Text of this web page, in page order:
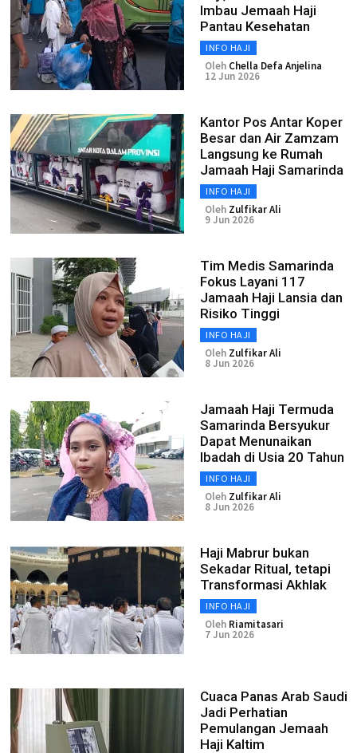
Imbau Jemaah Haji
Pantau Kesehatan
INFO HAJI
Oleh Chella Defa Anjelina
12 Jun 2026
Kantor Pos Antar Koper
Besar dan Air Zamzam
Langsung ke Rumah
Jamaah Haji Samarinda
INFO HAJI
Oleh Zulfikar Ali
9 Jun 2026
Tim Medis Samarinda
Fokus Layani 117
Jamaah Haji Lansia dan
Risiko Tinggi
INFO HAJI
Oleh Zulfikar Ali
8 Jun 2026
Jamaah Haji Termuda
Samarinda Bersyukur
Dapat Menunaikan
Ibadah di Usia 20 Tahun
INFO HAJI
Oleh Zulfikar Ali
8 Jun 2026
Haji Mabrur bukan
Sekadar Ritual, tetapi
Transformasi Akhlak
INFO HAJI
Oleh Riamitasari
7 Jun 2026
Cuaca Panas Arab Saudi
Jadi Perhatian
Pemulangan Jemaah
Haji Kaltim